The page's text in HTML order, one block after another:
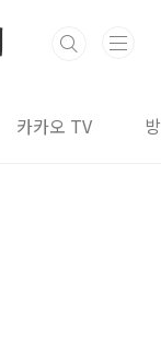
카카오 TV